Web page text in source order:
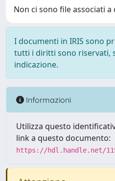
Non ci sono file associati
I documenti in IRIS sono
tutti i diritti sono riservati,
indicazione.
Informazioni
Utilizza questo
link a questo documento:
https://hdl.handle.net/